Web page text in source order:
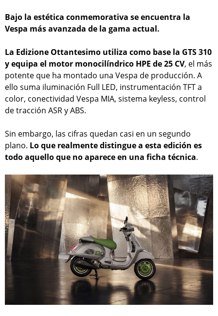
Bajo la estética conmemorativa se encuentra la
Vespa más avanzada de la gama actual.
La Edizione Ottantesimo utiliza como base la GTS 310
y equipa el motor monocilíndrico HPE de 25 CV, el más
potente que ha montado una Vespa de producción. A
ello suma iluminación Full LED, instrumentación TFT a
color, conectividad Vespa MIA, sistema keyless, control
de tracción ASR y ABS.
Sin embargo, las cifras quedan casi en un segundo
plano. Lo que realmente distingue a esta edición es
todo aquello que no aparece en una ficha técnica.